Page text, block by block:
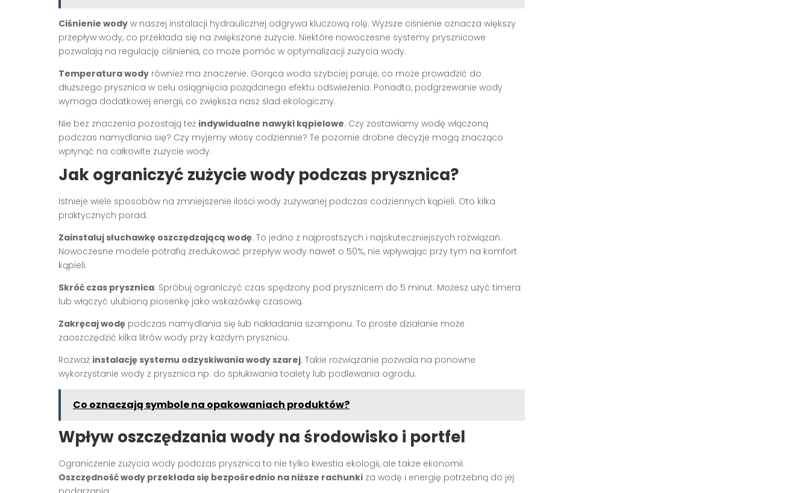
Ciśnienie wody w naszej instalacji hydraulicznej odgrywa kluczową rolę. Wyższe ciśnienie oznacza większy
przepływ wody, co przekłada się na zwiększone zużycie. Niektóre nowoczesne systemy prysznicowe
pozwalają na regulację ciśnienia, co może pomóc w optymalizacji zużycia wody.
Temperatura wody również ma znaczenie. Gorąca woda szybciej paruje, co może prowadzić do
dłuższego prysznica w celu osiągnięcia pożądanego efektu odświeżenia. Ponadto, podgrzewanie wody
wymaga dodatkowej energii, co zwiększa nasz ślad ekologiczny.
Nie bez znaczenia pozostają też indywidualne nawyki kąpielowe. Czy zostawiamy wodę włączoną
podczas namydlania się? Czy myjemy włosy codziennie? Te pozornie drobne decyzje mogą znacząco
wpłynąć na całkowite zużycie wody.
Jak ograniczyć zużycie wody podczas prysznica?
Istnieje wiele sposobów na zmniejszenie ilości wody zużywanej podczas codziennych kąpieli. Oto kilka
praktycznych porad:
Zainstaluj słuchawkę oszczędzającą wodę. To jedno z najprostszych i najskuteczniejszych rozwiązań.
Nowoczesne modele potrafią zredukować przepływ wody nawet o 50%, nie wpływając przy tym na komfort
kąpieli.
Skróć czas prysznica. Spróbuj ograniczyć czas spędzony pod prysznicem do 5 minut. Możesz użyć timera
lub włączyć ulubioną piosenkę jako wskazówkę czasową.
Zakręcaj wodę podczas namydlania się lub nakładania szamponu. To proste działanie może
zaoszczędzić kilka litrów wody przy każdym prysznicu.
Rozważ instalację systemu odzyskiwania wody szarej. Takie rozwiązanie pozwala na ponowne
wykorzystanie wody z prysznica np. do spłukiwania toalety lub podlewania ogrodu.
Co oznaczają symbole na opakowaniach produktów?
Wpływ oszczędzania wody na środowisko i portfel
Ograniczenie zużycia wody podczas prysznica to nie tylko kwestia ekologii, ale także ekonomii.
Oszczędność wody przekłada się bezpośrednio na niższe rachunki za wodę i energię potrzebną do jej